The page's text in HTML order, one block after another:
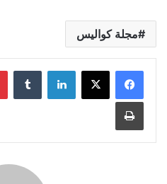
مجلة كواليس
لينكدإن
طباعة